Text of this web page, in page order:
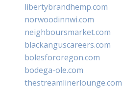
libertybrandhemp.com
norwoodinnwi.com
neighboursmarket.com
blackanguscareers.com
bolesfororegon.com
bodega-ole.com
thestreamlinerlounge.com